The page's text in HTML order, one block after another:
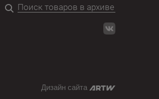
Дизайн сайта